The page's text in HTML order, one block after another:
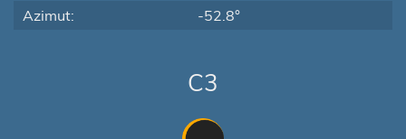
Azimut:
-52.8°
C3